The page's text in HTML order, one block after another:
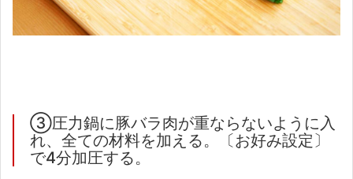
③圧力鍋に豚バラ肉が重ならないように入
れ、全ての材料を加える。〔お好み設定〕
で4分加圧する。